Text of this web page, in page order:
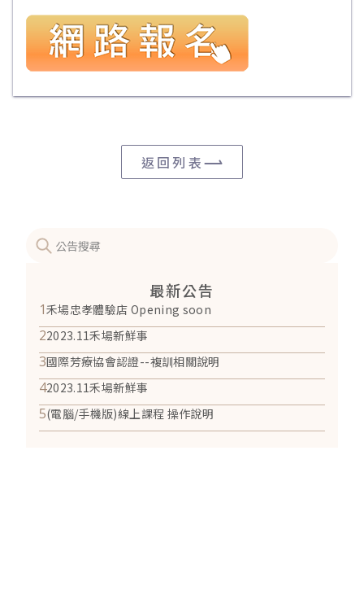
返回列表
最新公告
1禾場忠孝體驗店 Opening soon
22023.11禾場新鮮事
3國際芳療協會認證--複訓相關說明
42023.11禾場新鮮事
5(電腦/手機版)線上課程 操作說明